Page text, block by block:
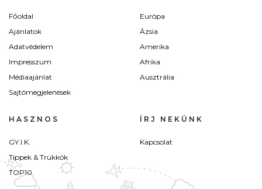
Főoldal
Ajánlatok
Adatvédelem
Impresszum
Médiaajánlat
Sajtómegjelenések
Európa
Ázsia
Amerika
Afrika
Ausztrália
HASZNOS
GY.I.K.
Tippek & Trükkök
TOP10
ÍRJ NEKÜNK
Kapcsolat